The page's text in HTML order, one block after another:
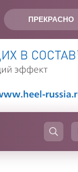
ПРЕКРАСНО